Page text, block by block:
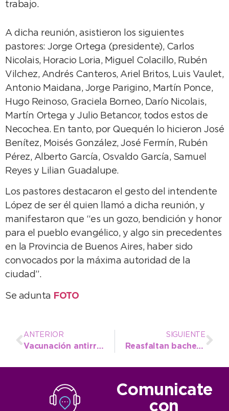
trabajo.
A dicha reunión, asistieron los siguientes
pastores: Jorge Ortega (presidente), Carlos
Nicolais, Horacio Loria, Miguel Colacillo, Rubén
Vilchez, Andrés Canteros, Ariel Britos, Luis Vaulet,
Antonio Maidana, Jorge Parigino, Martín Ponce,
Hugo Reinoso, Graciela Borneo, Darío Nicolais,
Martín Ortega y Julio Betancor, todos estos de
Necochea. En tanto, por Quequén lo hicieron José
Benítez, Moisés González, José Fermín, Rubén
Pérez, Alberto García, Osvaldo García, Samuel
Reyes y Lilian Guadalupe.
Los pastores destacaron el gesto del intendente
López de ser él quien llamó a dicha reunión, y
manifestaron que “es un gozo, bendición y honor
para el pueblo evangélico, y algo sin precedentes
en la Provincia de Buenos Aires, haber sido
convocados por la máxima autoridad de la
ciudad”.
Se adunta FOTO
ANTERIOR
Vacunación antirrábica: dieron a conocer el cronograma para septiembre en el Distrito
SIGUIENTE
Reasfaltan bache de gran tamaño en la transitada intersección de 61 y 60
Comunicate
con